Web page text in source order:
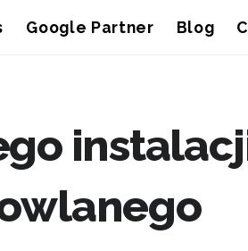
Google Partner Blog